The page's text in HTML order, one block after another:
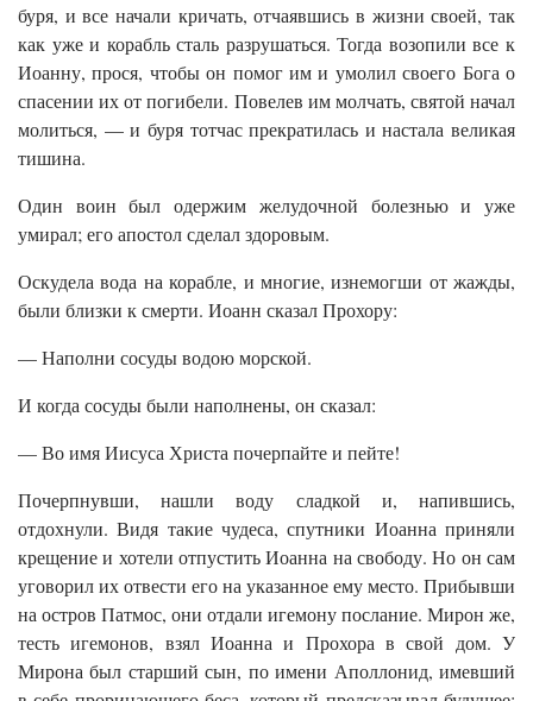
буря, и все начали кричать, отчаявшись в жизни своей, так
как уже и корабль сталь разрушаться. Тогда возопили все к
Иоанну, прося, чтобы он помог им и умолил своего Бога о
спасении их от погибели. Повелев им молчать, святой начал
молиться, — и буря тотчас прекратилась и настала великая
тишина.
Один воин был одержим желудочной болезнью и уже
умирал; его апостол сделал здоровым.
Оскудела вода на корабле, и многие, изнемогши от жажды,
были близки к смерти. Иоанн сказал Прохору:
— Наполни сосуды водою морской.
И когда сосуды были наполнены, он сказал:
— Во имя Иисуса Христа почерпайте и пейте!
Почерпнувши, нашли воду сладкой и, напившись,
отдохнули. Видя такие чудеса, спутники Иоанна приняли
крещение и хотели отпустить Иоанна на свободу. Но он сам
уговорил их отвести его на указанное ему место. Прибывши
на остров Патмос, они отдали игемону послание. Мирон же,
тесть игемонов, взял Иоанна и Прохора в свой дом. У
Мирона был старший сын, по имени Аполлонид, имевший